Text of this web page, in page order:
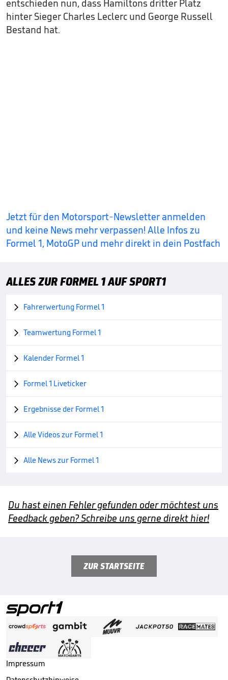
entschieden nun, dass Hamiltons dritter Platz
hinter Sieger Charles Leclerc und George Russell
Bestand hat.
Jetzt für den Motorsport-Newsletter anmelden
und keine News mehr verpassen! Alle Infos zu
Formel 1, MotoGP und mehr direkt in dein Postfach
ALLES ZUR FORMEL 1 AUF SPORT1
 Fahrerwertung Formel 1
 Teamwertung Formel 1
 Kalender Formel 1
 Formel 1 Liveticker
 Ergebnisse der Formel 1
 Alle Videos zur Formel 1
 Alle News zur Formel 1
Du hast einen Fehler gefunden oder möchtest uns
Feedback geben? Schreibe uns gerne direkt hier!
ZUR STARTSEITE
Impressum